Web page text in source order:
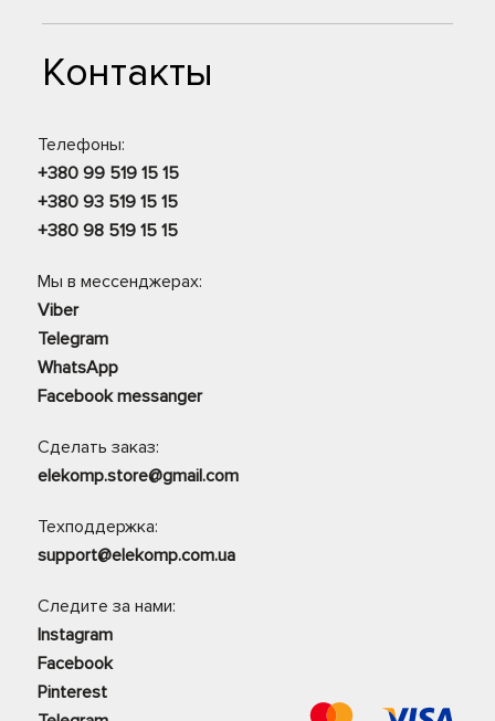
Контакты
Телефоны:
+380 99 519 15 15
+380 93 519 15 15
+380 98 519 15 15
Мы в мессенджерах:
Viber
Telegram
WhatsApp
Facebook messanger
Сделать заказ:
elekomp.store@gmail.com
Техподдержка:
support@elekomp.com.ua
Следите за нами:
Instagram
Facebook
Pinterest